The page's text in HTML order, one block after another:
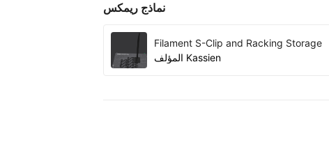
نماذج ريمكس
Filament S-Clip and Racking Storage
المؤلف Kassien